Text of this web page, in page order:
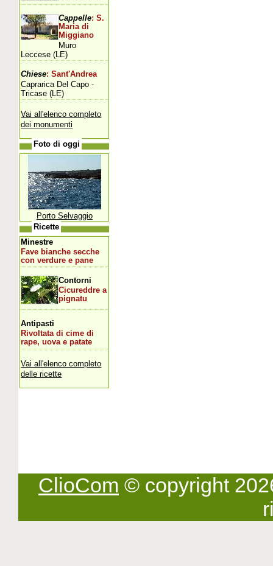
Cappelle: S.
Maria di
Miggiano
Muro
Leccese (LE)
Chiese: Sant'Andrea
Caprarica Del Capo -
Tricase (LE)
Vai all'elenco completo
dei monumenti
Foto di oggi
Porto Selvaggio
Ricette
Minestre
Fave bianche secche
con verdure e pane
Contorni
Cicureddre a
pignatu
Antipasti
Rivoltata di cime di
rape, uova e patate
Vai all'elenco completo
delle ricette
ClioCom © copyright